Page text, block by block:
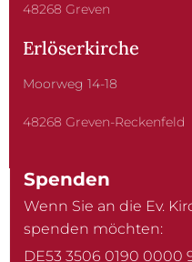
48268 Greven
Erlöserkirche
Moorweg 14-18
48268 Greven-Reckenfeld
Spenden
Wenn Sie an die Ev.
spenden möchten:
DE53 3506 0190 0000